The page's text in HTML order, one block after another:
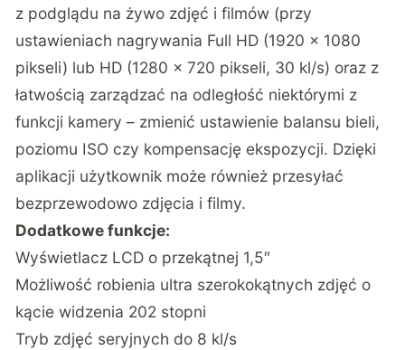
z podglądu na żywo zdjęć i filmów (przy
ustawieniach nagrywania Full HD (1920 x 1080
pikseli) lub HD (1280 x 720 pikseli, 30 kl/s) oraz z
łatwością zarządzać na odległość niektórymi z
funkcji kamery – zmienić ustawienie balansu bieli,
poziomu ISO czy kompensację ekspozycji. Dzięki
aplikacji użytkownik może również przesyłać
bezprzewodowo zdjęcia i filmy.
Dodatkowe funkcje:
Wyświetlacz LCD o przekątnej 1,5″
Możliwość robienia ultra szerokokątnych zdjęć o
kącie widzenia 202 stopni
Tryb zdjęć seryjnych do 8 kl/s